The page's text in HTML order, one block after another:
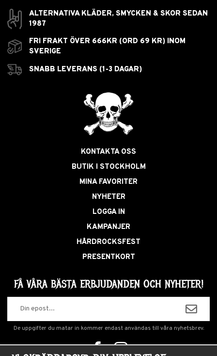
ALTERNATIVA KLÄDER, SMYCKEN & SKOR SEDAN
1987
FRI FRAKT ÖVER 666KR (ORD 69 KR) INOM
SVERIGE
SNABB LEVERANS (1-3 DAGAR)
KONTAKTA OSS
BUTIK I STOCKHOLM
MINA FAVORITER
NYHETER
LOGGA IN
KAMPANJER
HÅRDROCKSFEST
PRESENTKORT
FÅ VÅRA BÄSTA ERBJUDANDEN OCH NYHETER!
De uppgifter du matar in kommer endast användas till våra nyhetsbrev.